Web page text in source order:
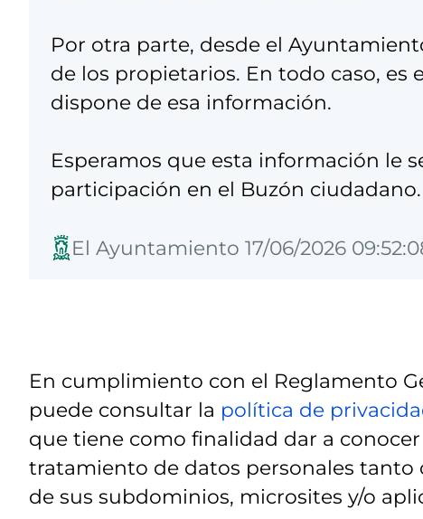
Por otra parte, desde el
de los propietarios. En todo caso, es
dispone de esa información.
Esperamos que esta información le
participación en el Buzón ciudadano.
El Ayuntamiento 17/06/2026
En cumplimiento con el Reglamento
puede consultar la política de
que tiene como finalidad dar a
tratamiento de datos personales tanto
de sus subdominios, microsites y/o